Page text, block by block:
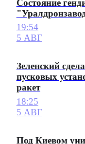
Состояние
19:54
5 АВГ
Зеленский
пусковых
ракет
18:25
5 АВГ
Под Киевом